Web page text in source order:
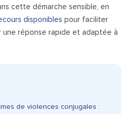
cette démarche sensible, en
disponibles pour faciliter
réponse rapide et adaptée à
de violences conjugales :